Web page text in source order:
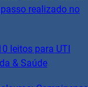
realizado no
leitos para UTI
& Saúde